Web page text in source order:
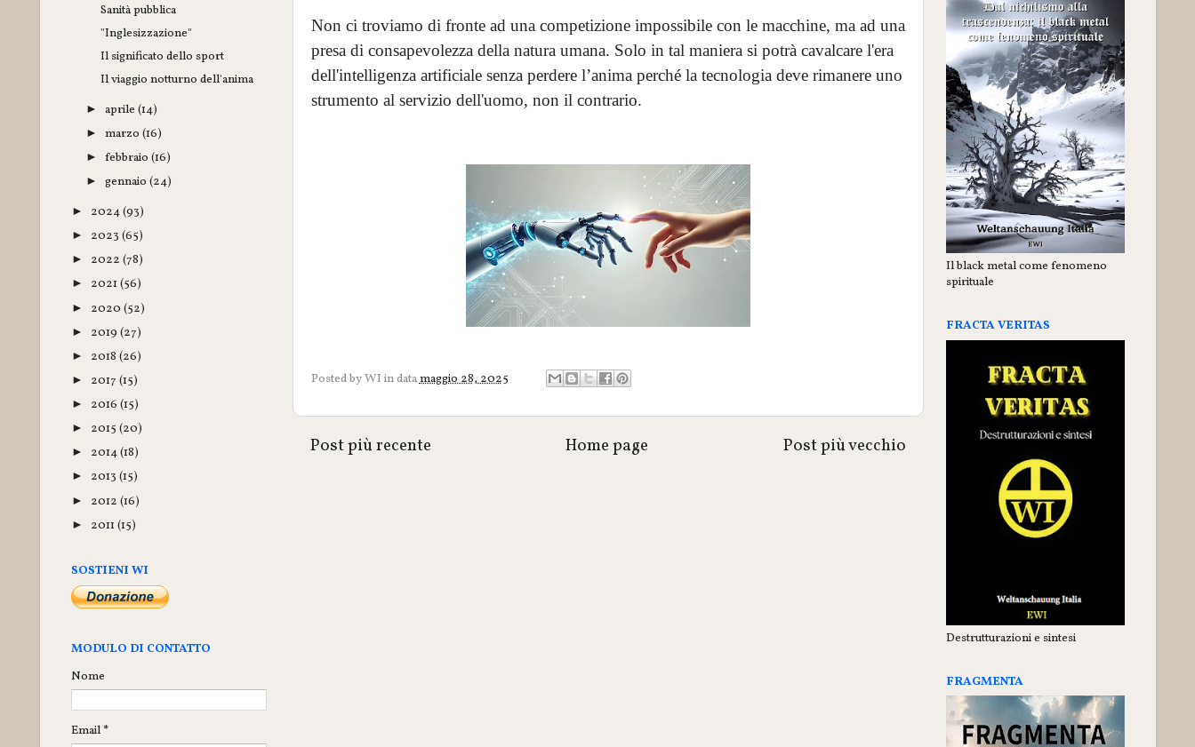
Non ci troviamo di fronte ad una competizione impossibile con le macchine, ma ad una
presa di consapevolezza della natura umana. Solo in tal maniera si potrà cavalcare l'era
dell'intelligenza artificiale senza perdere l’anima perché la tecnologia deve rimanere uno
strumento al servizio dell'uomo, non il contrario.
Posted byWI in datamaggio 28, 2025
Post più recente Post più vecchio
Home page
Sanità pubblica
"Inglesizzazione"
Il significato dello sport
Il viaggio notturno dell'anima
► aprile (14)
► marzo (16)
► febbraio (16)
► gennaio (24)
► 2024(93)
► 2023 (65)
► 2022 (78)
► 2021 (56)
► 2020 (52)
► 2019 (27)
► 2018 (26)
► 2017 (15)
► 2016 (15)
► 2015 (20)
► 2014(18)
► 2013 (15)
► 2012 (16)
► 2011 (15)
SOSTIENI WI
MODULO DI CONTATTO
Nome
Email *
Il black metal come fenomeno
spirituale
FRACTA VERITAS
Destrutturazioni e sintesi
FRAGMENTA